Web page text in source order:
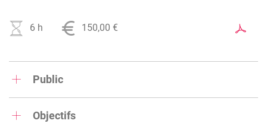
Image
6 h 150,00 €
Public
Objectifs